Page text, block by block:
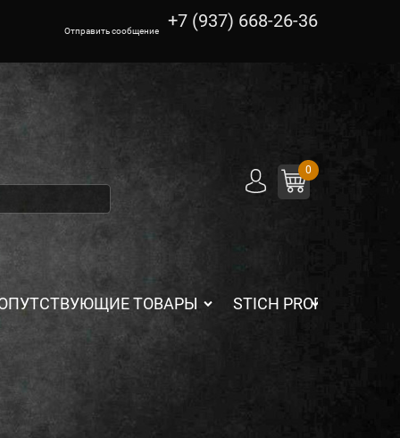
Отправить сообщение +7 (937) 668-26-36
0
ТОВАРЫ STICH PROFI